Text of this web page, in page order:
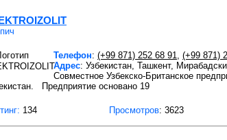
Телефон: (+99 871) 252 68 91, (+99 871)
Адрес: Узбекистан, Ташкент,
Совместное Узбекско-Британское
Предприятие основано 19
134 Просмотров: 3623